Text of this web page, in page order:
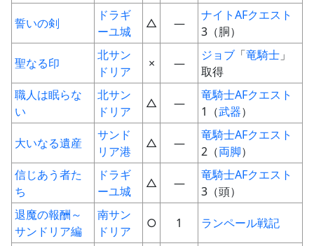
誓いの剣
ドラギ
ーユ城
△ ―
ナイトAFクエスト
3（胴）
聖なる印
北サン
ドリア
× ―
ジョブ 「竜騎士 」
取得
職人は眠らな
い
北サン
ドリア
△ ―
竜騎士AFクエスト
1（武器）
大いなる遺産
サンド
リア港
△ ―
竜騎士AFクエスト
2（両脚）
信じあう者た
ち
ドラギ
ーユ城
△ ―
竜騎士AFクエスト
3（頭）
退魔の報酬～
サンドリア編
南サン
ドリア
○ 1 ランペール戦記